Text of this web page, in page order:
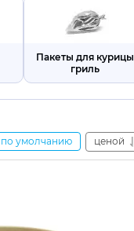
Пакеты для курицы
гриль
по умолчанию ценой